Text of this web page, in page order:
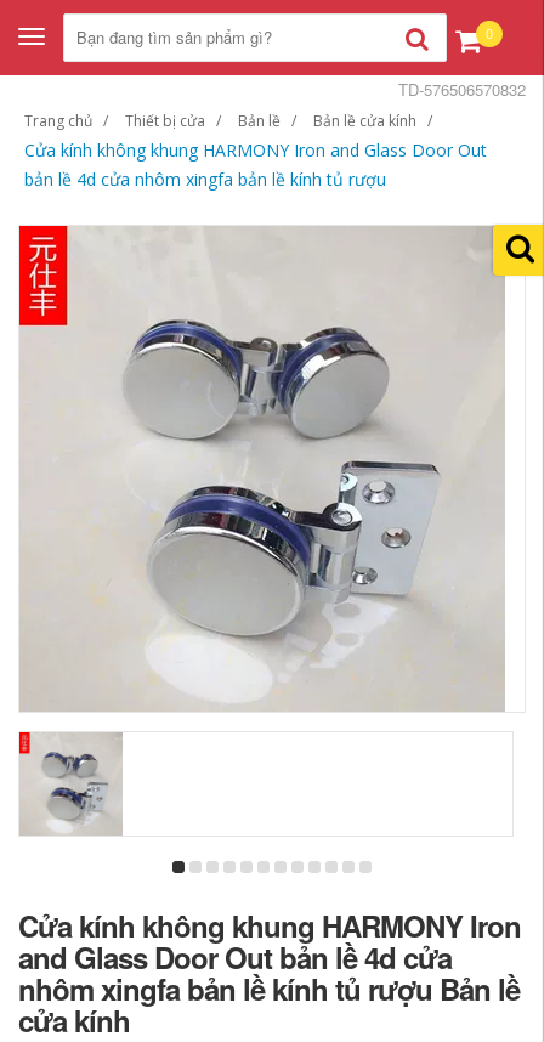
Toggle
navigation
0
Trang chủ Thiết bị cửa Bản lề Bản lề cửa kính
Cửa kính không khung HARMONY Iron and Glass Door Out
bản lề 4d cửa nhôm xingfa bản lề kính tủ rượu
TD-576506570832
Cửa kính không khung HARMONY Iron
and Glass Door Out bản lề 4d cửa
nhôm xingfa bản lề kính tủ rượu Bản lề
cửa kính